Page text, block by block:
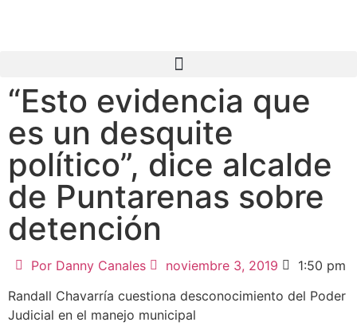
“Esto evidencia que
es un desquite
político”, dice alcalde
de Puntarenas sobre
detención
Por Danny Canales noviembre 3, 2019
1:50 pm
Randall Chavarría cuestiona desconocimiento del Poder
Judicial en el manejo municipal